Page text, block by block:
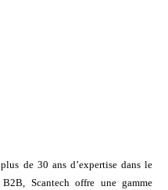
de 30 ans d’expertise dans le
Scantech offre une gamme